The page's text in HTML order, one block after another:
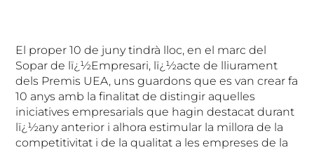
El proper 10 de juny tindrà lloc, en el marc del
Sopar de lï¿½Empresari, lï¿½acte de lliurament
dels Premis UEA, uns guardons que es van crear fa
10 anys amb la finalitat de distingir aquelles
iniciatives empresarials que hagin destacat durant
lï¿½any anterior i alhora estimular la millora de la
competitivitat i de la qualitat a les empreses de la